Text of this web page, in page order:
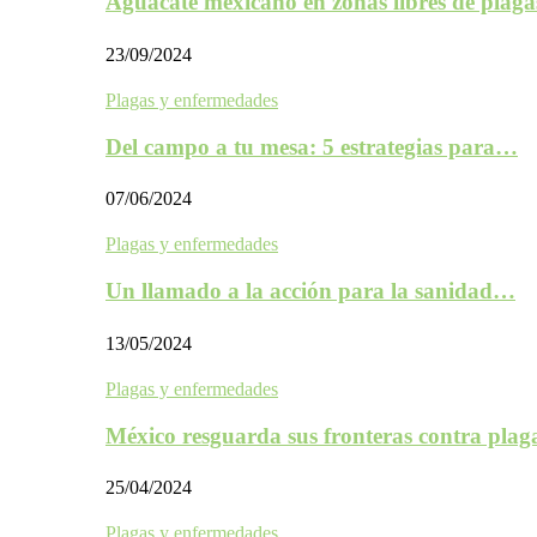
23/09/2024
Plagas y enfermedades
Del campo a tu mesa: 5 estrategias para…
07/06/2024
Plagas y enfermedades
Un llamado a la acción para la sanidad…
13/05/2024
Plagas y enfermedades
México resguarda sus fronteras contra
25/04/2024